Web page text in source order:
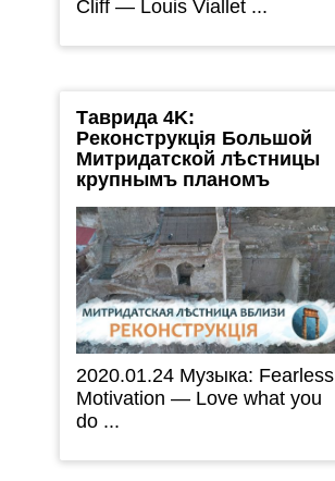
Cliff — Louis Viallet ...
Таврида 4K:
Реконструкція Большой
Митридатской лѣстницы
крупнымъ планомъ
2020.01.24 Музыка: Fearless
Motivation — Love what you
do ...